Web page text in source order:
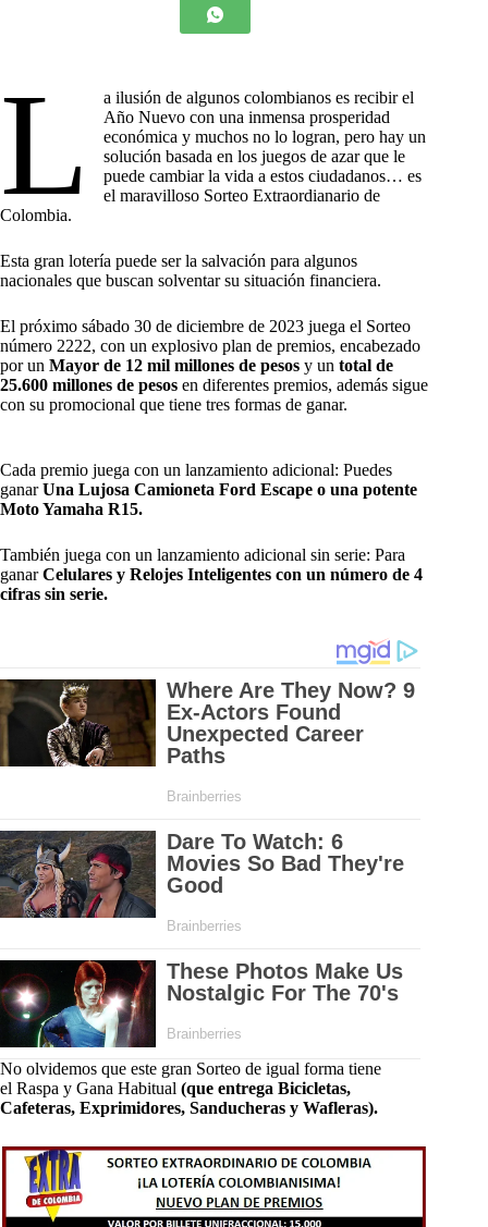
L
a ilusión de algunos colombianos es recibir el
Año Nuevo con una inmensa prosperidad
económica y muchos no lo logran, pero hay un
solución basada en los juegos de azar que le
puede cambiar la vida a estos ciudadanos… es
el maravilloso Sorteo Extraordianario de
Colombia.
Esta gran lotería puede ser la salvación para algunos
nacionales que buscan solventar su situación financiera.
El próximo sábado 30 de diciembre de 2023 juega el Sorteo
número 2222, con un explosivo plan de premios, encabezado
por un Mayor de 12 mil millones de pesos y un total de
25.600 millones de pesos en diferentes premios, además sigue
con su promocional que tiene tres formas de ganar.
Cada premio juega con un lanzamiento adicional: Puedes
ganarUna Lujosa Camioneta Ford Escape o una potente
Moto Yamaha R15.
También juega con un lanzamiento adicional sin serie: Para
ganarCelulares y Relojes Inteligentes con un número de 4
cifras sin serie.
No olvidemos que este gran Sorteo de igual forma tiene
el Raspa y Gana Habitual (que entrega Bicicletas,
Cafeteras, Exprimidores, Sanducheras y Wafleras).